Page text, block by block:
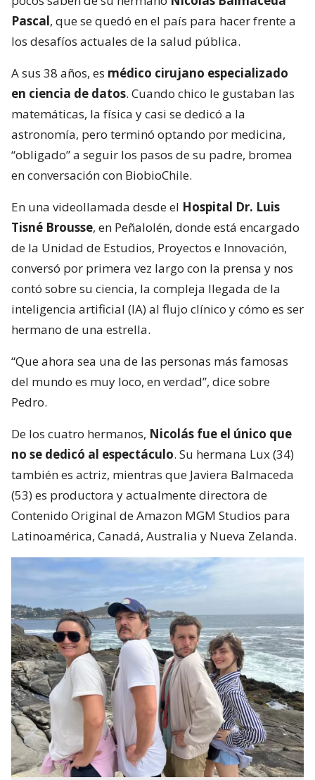
Pascal, que se quedó en el país para hacer frente a
los desafíos actuales de la salud pública.
A sus 38 años, es médico cirujano especializado
en ciencia de datos. Cuando chico le gustaban las
matemáticas, la física y casi se dedicó a la
astronomía, pero terminó optando por medicina,
“obligado” a seguir los pasos de su padre, bromea
en conversación con BiobioChile.
En una videollamada desde el Hospital Dr. Luis
Tisné Brousse, en Peñalolén, donde está encargado
de la Unidad de Estudios, Proyectos e Innovación,
conversó por primera vez largo con la prensa y nos
contó sobre su ciencia, la compleja llegada de la
inteligencia artificial (IA) al flujo clínico y cómo es ser
hermano de una estrella.
“Que ahora sea una de las personas más famosas
del mundo es muy loco, en verdad”, dice sobre
Pedro.
De los cuatro hermanos, Nicolás fue el único que
no se dedicó al espectáculo. Su hermana Lux (34)
también es actriz, mientras que Javiera Balmaceda
(53) es productora y actualmente directora de
Contenido Original de Amazon MGM Studios para
Latinoamérica, Canadá, Australia y Nueva Zelanda.